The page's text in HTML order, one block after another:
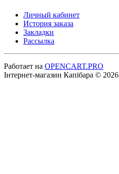
Личный кабинет
История заказа
Закладки
Рассылка
Работает на OPENCART.PRO
Інтернет-магазин Капібара © 2026